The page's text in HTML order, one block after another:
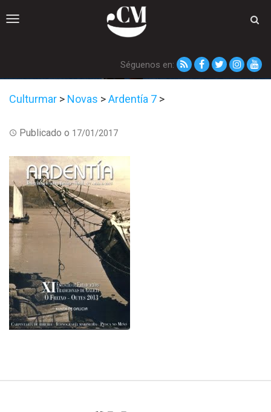
Toggle
Séguenos en:
Culturmar > Novas >Ardentía 7 >
Publicado o 17/01/2017